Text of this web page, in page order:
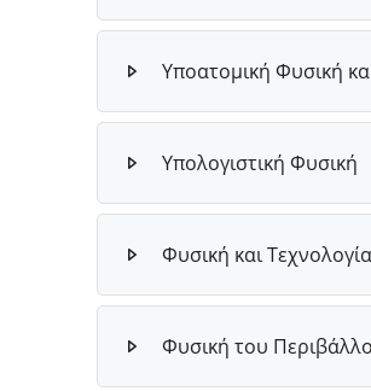
Υποατομική Φυσική
Υπολογιστική Φυσική
Φυσική και
Φυσική του